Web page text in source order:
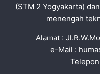
(STM 2 Yogyakarta)
menengah
Alamat :
e-Mail :